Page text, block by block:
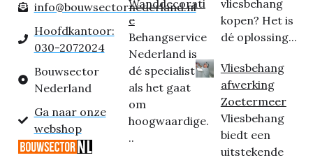
info@bouwsectornederland.nl
Hoofdkantoor:
030-2072024
Bouwsector
Nederland
Ga naar onze
webshop
Wanddecorati
e
Behangservice
Nederland is
dé specialist
als het gaat
om
hoogwaardige.
..
vliesbehang
kopen? Het is
dé oplossing...
Vliesbehang
afwerking
Zoetermeer
Vliesbehang
biedt een
uitstekende